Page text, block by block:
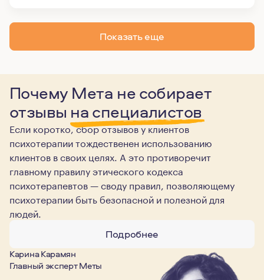
Показать еще
Почему Мета не собирает
отзывы на специалистов
Если коротко, сбор отзывов у клиентов
психотерапии тождественен использованию
клиентов в своих целях. А это противоречит
главному правилу этического кодекса
психотерапевтов — своду правил, позволяющему
психотерапии быть безопасной и полезной для
людей.
Подробнее
Карина Карамян
Главный эксперт Меты